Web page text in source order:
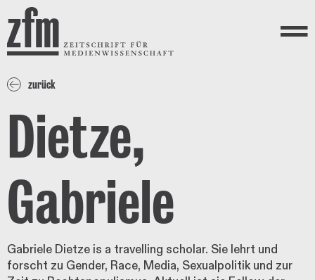
Direkt zum Inhalt
ZEITSCHRIFT FÜR
MEDIENWISSENSCHAFT
Menü
zurück
Dietze,
Gabriele
Gabriele Dietze is a travelling scholar. Sie lehrt und
forscht zu Gender, Race, Media, Sexualpolitik und zur